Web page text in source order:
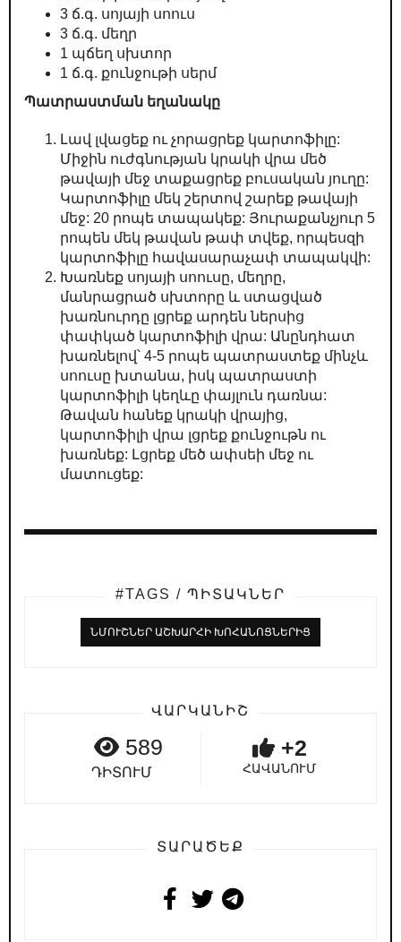
3 ճ.գ. սոյայի սոուս
3 ճ.գ. մեղր
1 պճեղ սխտոր
1 ճ.գ. քունջութի սերմ
Պատրաստման եղանակը
Լավ լվացեք ու չորացրեք կարտոֆիլը:
Միջին ուժգնության կրակի վրա մեծ
թավայի մեջ տաքացրեք բուսական յուղը:
Կարտոֆիլը մեկ շերտով շարեք թավայի
մեջ: 20 րոպե տապակեք: Յուրաքանչյուր 5
րոպեն մեկ թավան թափ տվեք, որպեսզի
կարտոֆիլը հավասարաչափ տապակվի:
Խառնեք սոյայի սոուսը, մեղրը,
մանրացրած սխտորը և ստացված
խառնուրդը լցրեք արդեն ներսից
փափկած կարտոֆիլի վրա: Անընդհատ
խառնելով՝ 4-5 րոպե պատրաստեք մինչև
սոուսը խտանա, իսկ պատրաստի
կարտոֆիլի կեղևը փայլուն դառնա:
Թավան հանեք կրակի վրայից,
կարտոֆիլի վրա լցրեք քունջութն ու
խառնեք: Լցրեք մեծ ափսեի մեջ ու
մատուցեք:
#TAGS / ՊԻՏԱԿՆԵՐ
ՆՄՈՒՇՆԵՐ ԱՇԽԱՐՀԻ ԽՈՀԱՆՈՑՆԵՐԻՑ
ՎԱՐԿԱՆԻՇ
589
ԴԻՏՈՒՄ
+2
ՀԱՎԱՆՈՒՄ
ՏԱՐԱԾԵՔ